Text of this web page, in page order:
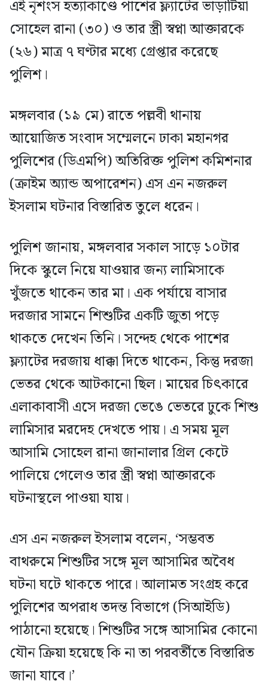
এই নৃশংস হত্যাকাণ্ডে পাশের ফ্ল্যাটের ভাড়াটিয়া
সোহেল রানা (৩০) ও তার স্ত্রী স্বপ্না আক্তারকে
(২৬) মাত্র ৭ ঘণ্টার মধ্যে গ্রেপ্তার করেছে
পুলিশ।
মঙ্গলবার (১৯ মে) রাতে পল্লবী থানায়
আয়োজিত সংবাদ সম্মেলনে ঢাকা মহানগর
পুলিশের (ডিএমপি) অতিরিক্ত পুলিশ কমিশনার
(ক্রাইম অ্যান্ড অপারেশন) এস এন নজরুল
ইসলাম ঘটনার বিস্তারিত তুলে ধরেন।
পুলিশ জানায়, মঙ্গলবার সকাল সাড়ে ১০টার
দিকে স্কুলে নিয়ে যাওয়ার জন্য লামিসাকে
খুঁজতে থাকেন তার মা। এক পর্যায়ে বাসার
দরজার সামনে শিশুটির একটি জুতা পড়ে
থাকতে দেখেন তিনি। সন্দেহ থেকে পাশের
ফ্ল্যাটের দরজায় ধাক্কা দিতে থাকেন, কিন্তু দরজা
ভেতর থেকে আটকানো ছিল। মায়ের চিৎকারে
এলাকাবাসী এসে দরজা ভেঙে ভেতরে ঢুকে শিশু
লামিসার মরদেহ দেখতে পায়। এ সময় মূল
আসামি সোহেল রানা জানালার গ্রিল কেটে
পালিয়ে গেলেও তার স্ত্রী স্বপ্না আক্তারকে
ঘটনাস্থলে পাওয়া যায়।
এস এন নজরুল ইসলাম বলেন, ‘সম্ভবত
বাথরুমে শিশুটির সঙ্গে মূল আসামির অবৈধ
ঘটনা ঘটে থাকতে পারে। আলামত সংগ্রহ করে
পুলিশের অপরাধ তদন্ত বিভাগে (সিআইডি)
পাঠানো হয়েছে। শিশুটির সঙ্গে আসামির কোনো
যৌন ক্রিয়া হয়েছে কি না তা পরবর্তীতে বিস্তারিত
জানা যাবে।’